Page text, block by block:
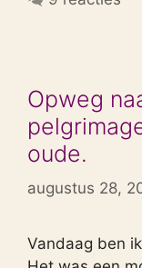
Opweg
oude.
augustus 28,
Vandaag ben